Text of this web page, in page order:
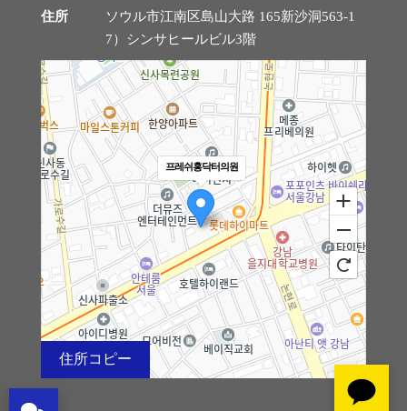
住所
ソウル市江南区島山大路 165新沙洞563-1
7）シンサヒールビル3階
住所コピー
프레쉬홍닥터의원
100m